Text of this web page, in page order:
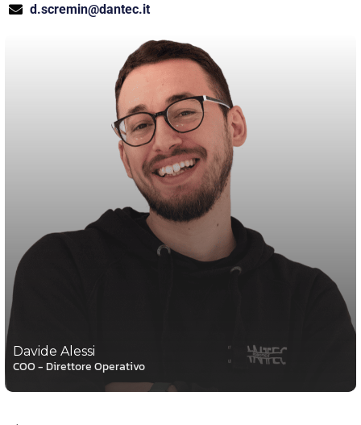
d.scremin@dantec.it
Davide Alessi
COO - Direttore Operativo